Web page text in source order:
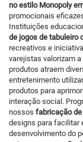
no estilo Monopoly
promocionais
Instituições
de jogos de tabuleiro
recreativos e
varejistas valorizam
produtos atraem
entretenimento
produtos para
interação social.
nossos fabricação
designs para facilitar
desenvolvimento do